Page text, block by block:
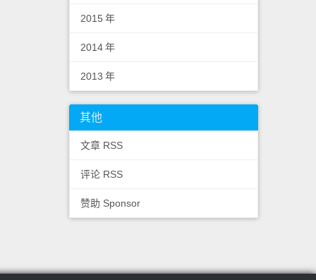
2015 年
2014年
2013 年
其他
文章 RSS
评论 RSS
赞助 Sponsor